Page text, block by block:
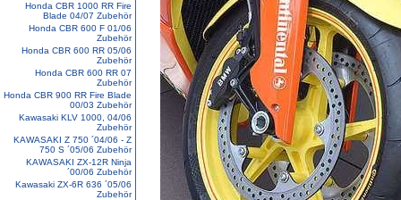
Honda CBR 1000 RR Fire
Blade 04/07 Zubehör
Honda CBR 600 F 01/06
Zubehör
Honda CBR 600 RR 05/06
Zubehör
Honda CBR 600 RR 07
Zubehör
Honda CBR 900 RR Fire Blade
00/03 Zubehör
Kawasaki KLV 1000, 04/06
Zubehör
KAWASAKI Z 750 ´04/06 - Z
750 S ´05/06 Zubehör
KAWASAKI ZX-12R Ninja
´00/06 Zubehör
Kawasaki ZX-6R 636 ´05/06
Zubehör